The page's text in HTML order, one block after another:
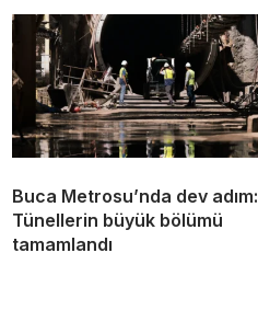
Buca Metrosu’nda dev adım:
Tünellerin büyük bölümü
tamamlandı